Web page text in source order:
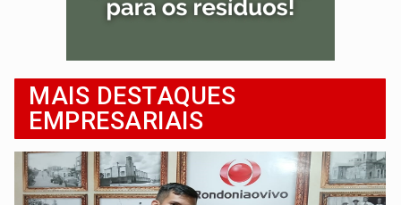
MAIS DESTAQUES
EMPRESARIAIS